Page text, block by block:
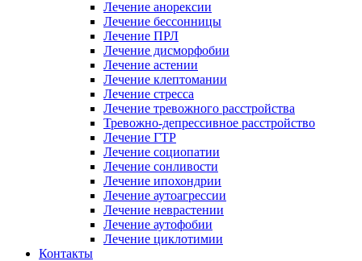
Лечение анорексии
Лечение бессонницы
Лечение ПРЛ
Лечение дисморфобии
Лечение астении
Лечение клептомании
Лечение стресса
Лечение тревожного расстройства
Тревожно-депрессивное расстройство
Лечение ГТР
Лечение социопатии
Лечение сонливости
Лечение ипохондрии
Лечение аутоагрессии
Лечение неврастении
Лечение аутофобии
Лечение циклотимии
Контакты